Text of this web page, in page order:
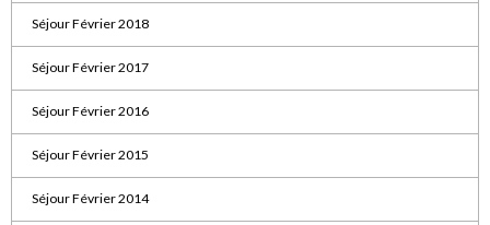
Séjour Février 2018
Séjour Février 2017
Séjour Février 2016
Séjour Février 2015
Séjour Février 2014